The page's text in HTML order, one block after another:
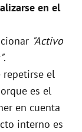
en el
"Activo
.
repetirse el
es el
en cuenta
interno es